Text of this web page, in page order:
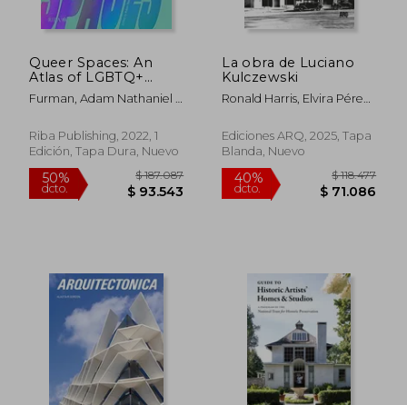
$ 104.958 $
Queer Spaces: An
Atlas of LGBTQ+
Places and Stories (en
Inglés)
Furman, Adam Nathaniel ;
Riba Publishing, 2022, 1
Edición, Tapa Dura, Nuevo
La obra de Luciano
Kulczewski
Ronald Harris, Elvira Pérez,
Ediciones ARQ, 2025, Tapa
Blanda, Nuevo